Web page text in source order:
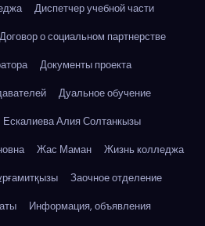
Диспетчер учебной части
Договор о социальном партнерстве
Документы проекта
Дуальное обучение
Ескалиева Алия Солтанкызы
Жас Маман
Жизнь колледжа
Заочное отделение
Информация, объявления